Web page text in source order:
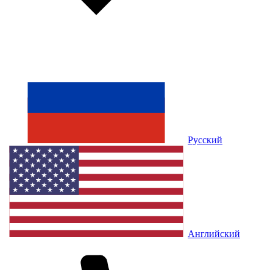
Русский
Английский